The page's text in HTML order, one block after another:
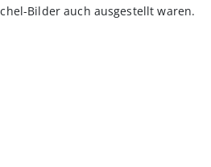
Bilder auch ausgestellt waren.